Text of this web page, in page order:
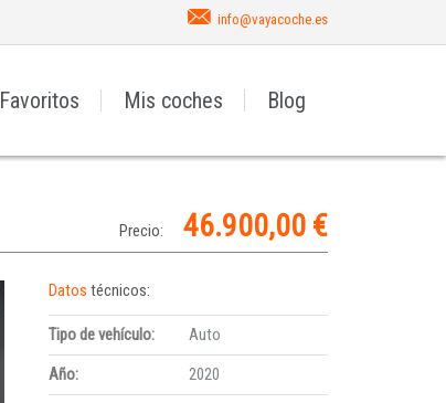
info@vayacoche.es
Favoritos Mis coches Blog
Precio: 46.900,00 €
Datostécnicos:
Tipo de vehículo:
Auto
Año:
2020